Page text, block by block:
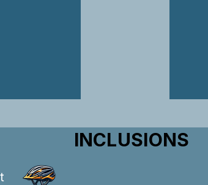
INCLUSIONS